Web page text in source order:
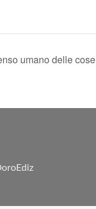
umano delle cose